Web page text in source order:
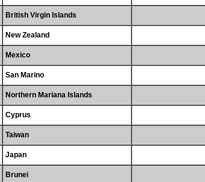
British Virgin Islands
New Zealand
Mexico
San Marino
Northern Mariana Islands
Cyprus
Taiwan
Japan
Brunei